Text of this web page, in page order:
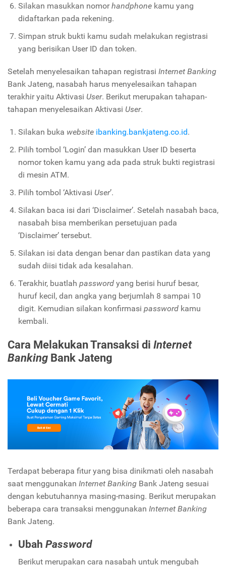
Silakan masukkan nomorhandphonekamu yang
didaftarkan pada rekening.
Simpan struk bukti kamu sudah melakukan registrasi
yang berisikan User ID dan token.
Setelah menyelesaikan tahapan registrasi Internet Banking
Bank Jateng, nasabah harus menyelesaikan tahapan
terakhir yaitu Aktivasi User. Berikut merupakan tahapan-
tahapan menyelesaikan Aktivasi User.
Silakan buka website ibanking.bankjateng.co.id.
Pilih tombol ‘Login’ dan masukkan User ID beserta
nomor token kamu yang ada pada struk bukti registrasi
di mesin ATM.
Pilih tombol ‘Aktivasi User’.
Silakan baca isi dari ‘Disclaimer’. Setelah nasabah baca,
nasabah bisa memberikan persetujuan pada
‘Disclaimer’ tersebut.
Silakan isi data dengan benar dan pastikan data yang
sudah diisi tidak ada kesalahan.
Terakhir, buatlah passwordyang berisi huruf besar,
huruf kecil, dan angka yang berjumlah 8 sampai 10
digit. Kemudian silakan konfirmasi passwordkamu
kembali.
Cara Melakukan Transaksi di Internet
Banking Bank Jateng
Terdapat beberapa fitur yang bisa dinikmati oleh nasabah
saat menggunakan Internet Banking Bank Jateng sesuai
dengan kebutuhannya masing-masing. Berikut merupakan
beberapa cara transaksi menggunakan Internet Banking
Bank Jateng.
Ubah Password
Berikut merupakan cara nasabah untuk mengubah